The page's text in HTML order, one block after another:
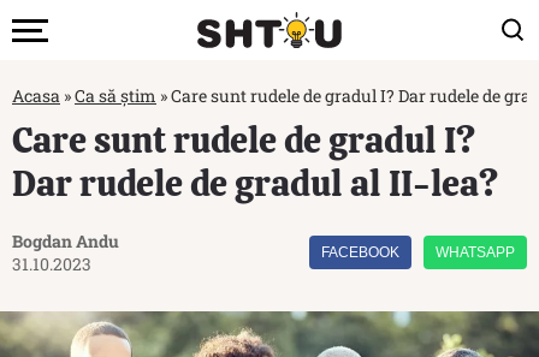
Acasa »Ca să știm »Care sunt rudele de gradul I? Dar rudele de
Care sunt rudele de gradul I?
Dar rudele de gradul al II-lea?
Bogdan Andu
31.10.2023
FACEBOOK WHATSAPP